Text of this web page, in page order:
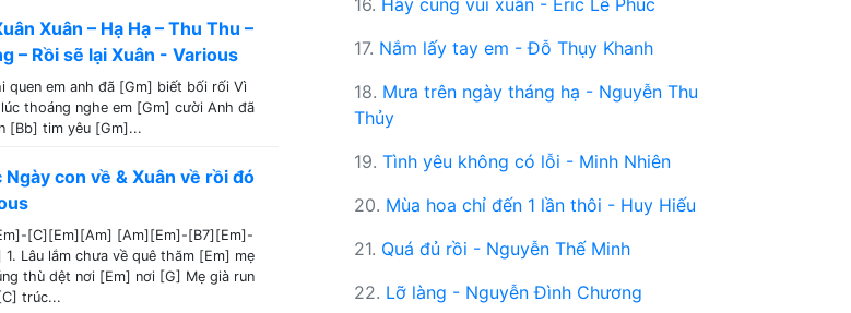
Xuân – Hạ Hạ – Thu Thu –
– Rồi sẽ lại Xuân - Various
quen em anh đã [Gm] biết bối rối Vì
thoáng nghe em [Gm] cười Anh đã
[Bb] tim yêu [Gm]...
Ngày con về & Xuân về rồi đó
[C][Em][Am] [Am][Em]-[B7][Em]-
Lâu lắm chưa về quê thăm [Em] mẹ
thù dệt nơi [Em] nơi [G] Mẹ già run
trúc...
16. Hãy cùng vui xuân - Eric Lê Phúc
17. Nắm lấy tay em - Đỗ Thụy Khanh
18. Mưa trên ngày tháng hạ - Nguyễn Thu
Thủy
19. Tình yêu không có lỗi - Minh Nhiên
20. Mùa hoa chỉ đến 1 lần thôi - Huy Hiếu
21. Quá đủ rồi - Nguyễn Thế Minh
22. Lỡ làng - Nguyễn Đình Chương